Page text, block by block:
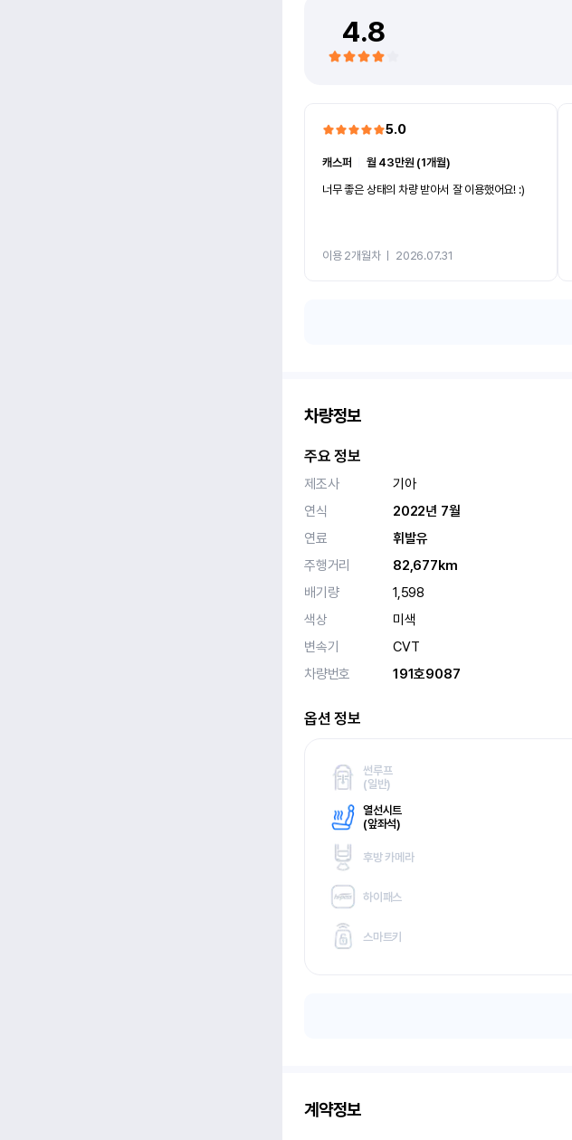
4.8
5.0
캐스퍼
월 43만원 (1개월)
너무 좋은 상태의 차량 받아서 잘 이용했어요! :)
이용 2개월차ㅣ 2026.07.31
차량정보
주요 정보
제조사
기아
연식
2022년 7월
연료
휘발유
주행거리
82,677km
배기량
1,598
색상
미색
변속기
CVT
차량번호
191호9087
옵션 정보
썬루프
(일반)
열선시트
(앞좌석)
후방 카메라
하이패스
스마트키
계약정보